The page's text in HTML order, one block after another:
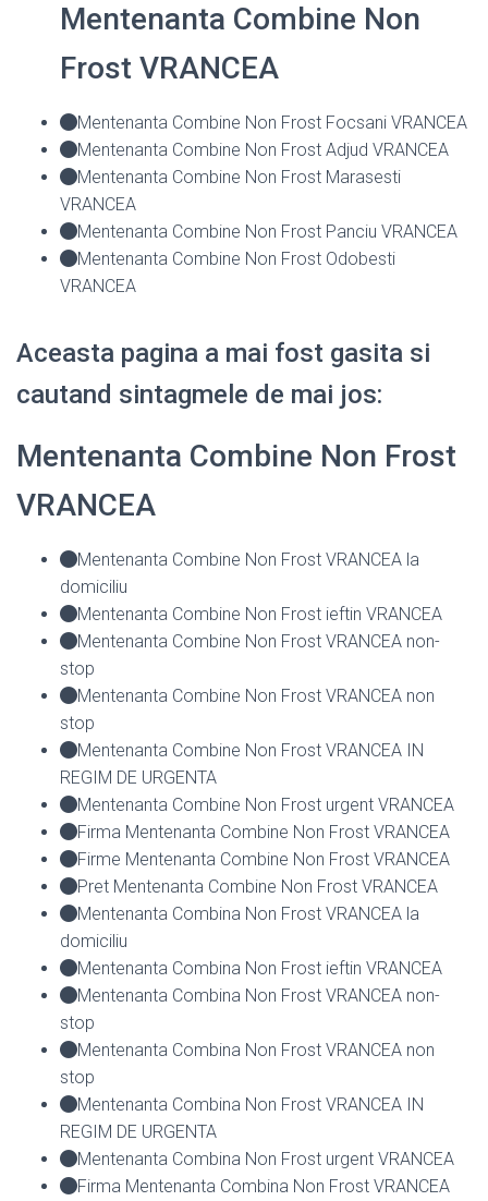
Mentenanta Combine Non
Frost VRANCEA
Mentenanta Combine Non Frost Focsani VRANCEA
Mentenanta Combine Non Frost Adjud VRANCEA
Mentenanta Combine Non Frost Marasesti
VRANCEA
Mentenanta Combine Non Frost Panciu VRANCEA
Mentenanta Combine Non Frost Odobesti
VRANCEA
Aceasta pagina a mai fost gasita si
cautand sintagmele de mai jos:
Mentenanta Combine Non Frost
VRANCEA
Mentenanta Combine Non Frost VRANCEA la
domiciliu
Mentenanta Combine Non Frost ieftin VRANCEA
Mentenanta Combine Non Frost VRANCEA non-
stop
Mentenanta Combine Non Frost VRANCEA non
stop
Mentenanta Combine Non Frost VRANCEA IN
REGIM DE URGENTA
Mentenanta Combine Non Frost urgent VRANCEA
Firma Mentenanta Combine Non Frost VRANCEA
Firme Mentenanta Combine Non Frost VRANCEA
Pret Mentenanta Combine Non Frost VRANCEA
Mentenanta Combina Non Frost VRANCEA la
domiciliu
Mentenanta Combina Non Frost ieftin VRANCEA
Mentenanta Combina Non Frost VRANCEA non-
stop
Mentenanta Combina Non Frost VRANCEA non
stop
Mentenanta Combina Non Frost VRANCEA IN
REGIM DE URGENTA
Mentenanta Combina Non Frost urgent VRANCEA
Firma Mentenanta Combina Non Frost VRANCEA